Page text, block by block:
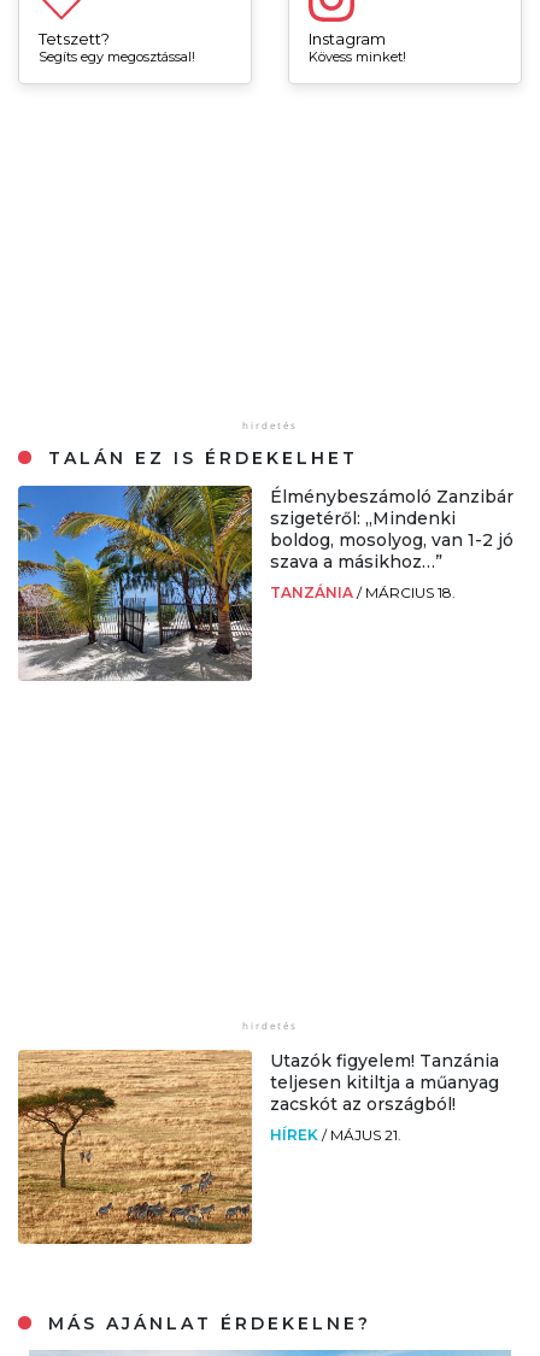
Tetszett?
Segíts egy megosztással!
Instagram
Kövess minket!
TALÁN EZ IS ÉRDEKELHET
Élménybeszámoló Zanzibár
szigetéről: „Mindenki
boldog, mosolyog, van 1-2 jó
szava a másikhoz…”
TANZÁNIA / MÁRCIUS 18.
Utazók figyelem! Tanzánia
teljesen kitiltja a műanyag
zacskót az országból!
HÍREK / MÁJUS 21.
MÁS AJÁNLAT ÉRDEKELNE?